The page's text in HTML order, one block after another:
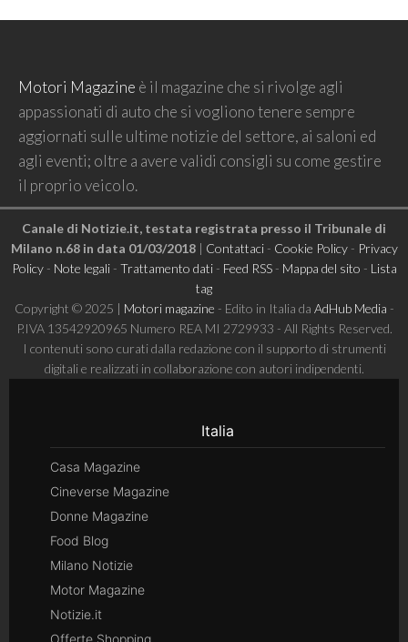
Motori Magazine è il magazine che si rivolge agli
appassionati di auto che si vogliono tenere sempre
aggiornati sulle ultime notizie del settore, ai saloni ed
agli eventi; oltre a avere validi consigli su come gestire
il proprio veicolo.
Canale di Notizie.it, testata registrata presso il Tribunale di
Milano n.68 in data 01/03/2018| Contattaci- Cookie Policy- Privacy
Policy- Note legali- Trattamento dati- Feed RSS- Mappa del sito - Lista
tag
Copyright © 2025 | Motori magazine - Edito in Italia da AdHub Media -
P.IVA 13542920965 Numero REA MI 2729933 - All Rights Reserved.
I contenuti sono curati dalla redazione con il supporto di strumenti
digitali e realizzati in collaborazione con autori indipendenti.
Italia
Casa Magazine
Cineverse Magazine
Donne Magazine
Food Blog
Milano Notizie
Motor Magazine
Notizie.it
Offerte Shopping